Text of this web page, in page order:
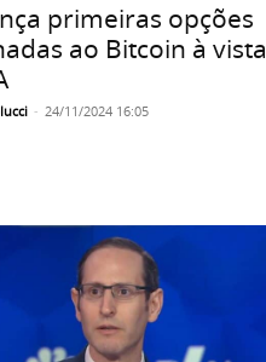
primeiras opções
ao Bitcoin à vista
- 24/11/2024 16:05